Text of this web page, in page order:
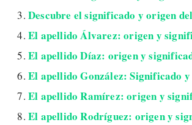
Descubre el significado y origen
El apellido Álvarez: origen y
El apellido Díaz: origen y
El apellido González: Significado
El apellido Ramírez: origen y
El apellido Rodríguez: origen y